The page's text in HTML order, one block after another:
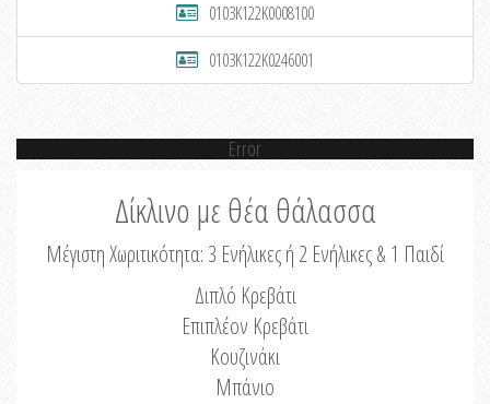
0103K122K0008100
0103K122K0246001
Error
Δίκλινο με θέα θάλασσα
Μέγιστη Χωριτικότητα: 3 Ενήλικες ή 2 Ενήλικες & 1 Παιδί
Διπλό Κρεβάτι
Επιπλέον Κρεβάτι
Κουζινάκι
Μπάνιο